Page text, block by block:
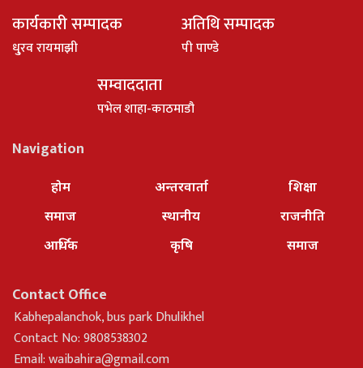
कार्यकारी सम्पादक
धु्रव रायमाझी
अतिथि सम्पादक
पी पाण्डे
सम्वाददाता
पभेल शाहा-काठमाडौ
Navigation
होम
समाज
आर्थिक
अन्तरवार्ता
स्थानीय
कृषि
शिक्षा
राजनीति
समाज
Contact Office
Kabhepalanchok, bus park Dhulikhel
Contact No: 9808538302
Email:waibahira@gmail.com